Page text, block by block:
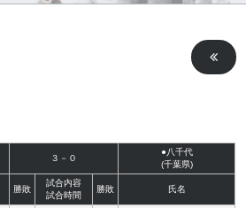
３－０
●八千代
(千葉県)
勝敗
試合内容
試合時間
勝敗 氏名